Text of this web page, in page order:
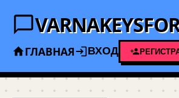
ГЛАВНАЯ ВХОД